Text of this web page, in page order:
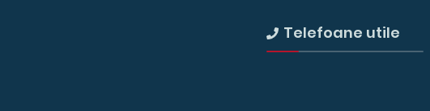
Telefoane utile